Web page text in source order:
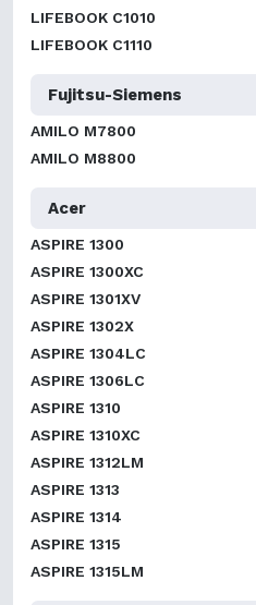
LIFEBOOK C1010
LIFEBOOK C1110
Fujitsu-Siemens
AMILO M7800
AMILO M8800
Acer
ASPIRE 1300
ASPIRE 1300XC
ASPIRE 1301XV
ASPIRE 1302X
ASPIRE 1304LC
ASPIRE 1306LC
ASPIRE 1310
ASPIRE 1310XC
ASPIRE 1312LM
ASPIRE 1313
ASPIRE 1314
ASPIRE 1315
ASPIRE 1315LM